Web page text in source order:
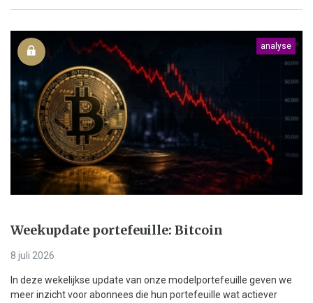
analyse
Weekupdate portefeuille: Bitcoin
8 juli 2026
In deze wekelijkse update van onze modelportefeuille geven we
meer inzicht voor abonnees die hun portefeuille wat actiever